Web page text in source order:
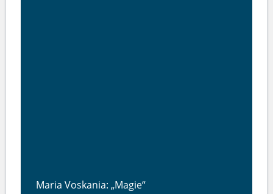
Maria Voskania: „Magie“